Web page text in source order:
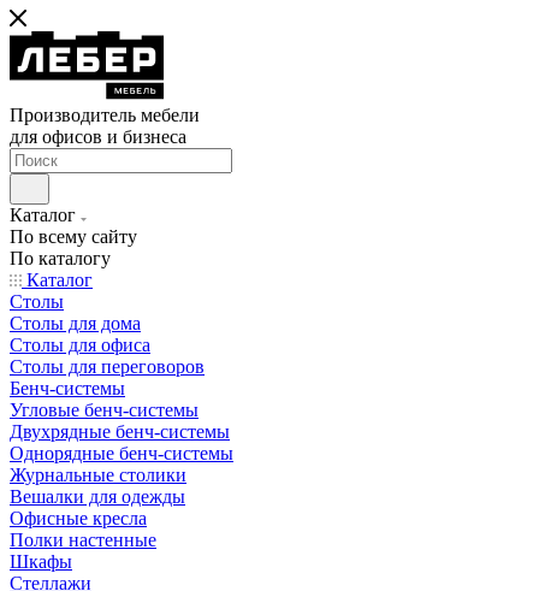
Производитель мебели
для офисов и бизнеса
Каталог
По всему сайту
По каталогу
Каталог
Столы
Столы для дома
Столы для офиса
Столы для переговоров
Бенч-системы
Угловые бенч-системы
Двухрядные бенч-системы
Однорядные бенч-системы
Журнальные столики
Вешалки для одежды
Офисные кресла
Полки настенные
Шкафы
Стеллажи